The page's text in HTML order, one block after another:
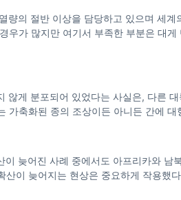
량의 절반 이상을 담당하고 있으며 세
우가 많지만 여기서 부족한 부분은 대
않게 분포되어 있었다는 사실은, 다른
가축화된 종의 조상이든 아니든 간에
늦어진 사례 중에서도 아프리카와
산이 늦어지는 현상은 중요하게 작용했